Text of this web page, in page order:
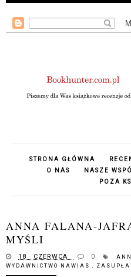
STRONA GŁÓWNA
O NAS
NASZE
POZA
ANNA FALANA-
MYŚLI
18 CZERWCA 0
WYDAWNICTWO NAWIAS ,